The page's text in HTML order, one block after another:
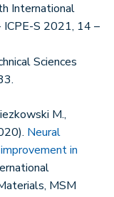
International
ICPE-S 2021, 14 –
Sciences
M.,
Neural
in
MSM